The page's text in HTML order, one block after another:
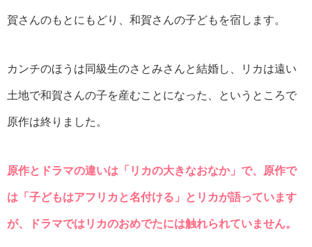
賀さんのもとにもどり、和賀さんの子どもを宿します。
カンチのほうは同級生のさとみさんと結婚し、リカは遠い
土地で和賀さんの子を産むことになった、というところで
原作は終りました。
原作とドラマの違いは「リカの大きなおなか」で、原作で
は「子どもはアフリカと名付ける」とリカが語っています
が、ドラマではリカのおめでたには触れられていません。